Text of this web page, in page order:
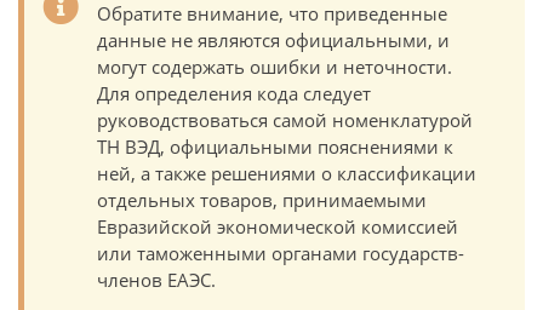
Обратите внимание, что приведенные
данные не являются официальными, и
могут содержать ошибки и неточности.
Для определения кода следует
руководствоваться самой номенклатурой
ТН ВЭД, официальными пояснениями к
ней, а также решениями о классификации
отдельных товаров, принимаемыми
Евразийской экономической комиссией
или таможенными органами государств-
членов ЕАЭС.